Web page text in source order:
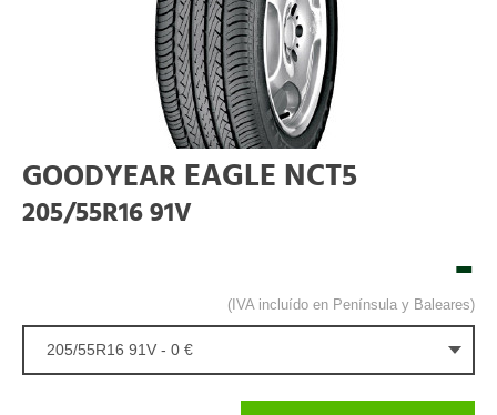
GOODYEAR EAGLE NCT5
205/55R16 91V
-
(IVA incluído en Península y Baleares)
205/55R16 91V - 0 €